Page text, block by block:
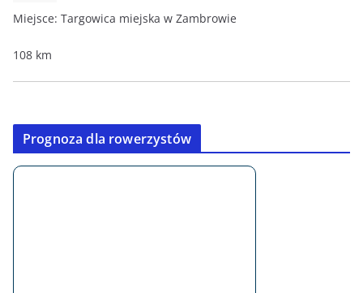
Miejsce: Targowica miejska w Zambrowie
108 km
Prognoza dla rowerzystów